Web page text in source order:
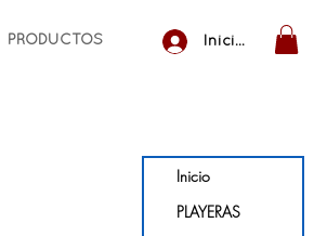
PRODUCTOS Iniciar sesión
Inicio
PLAYERAS